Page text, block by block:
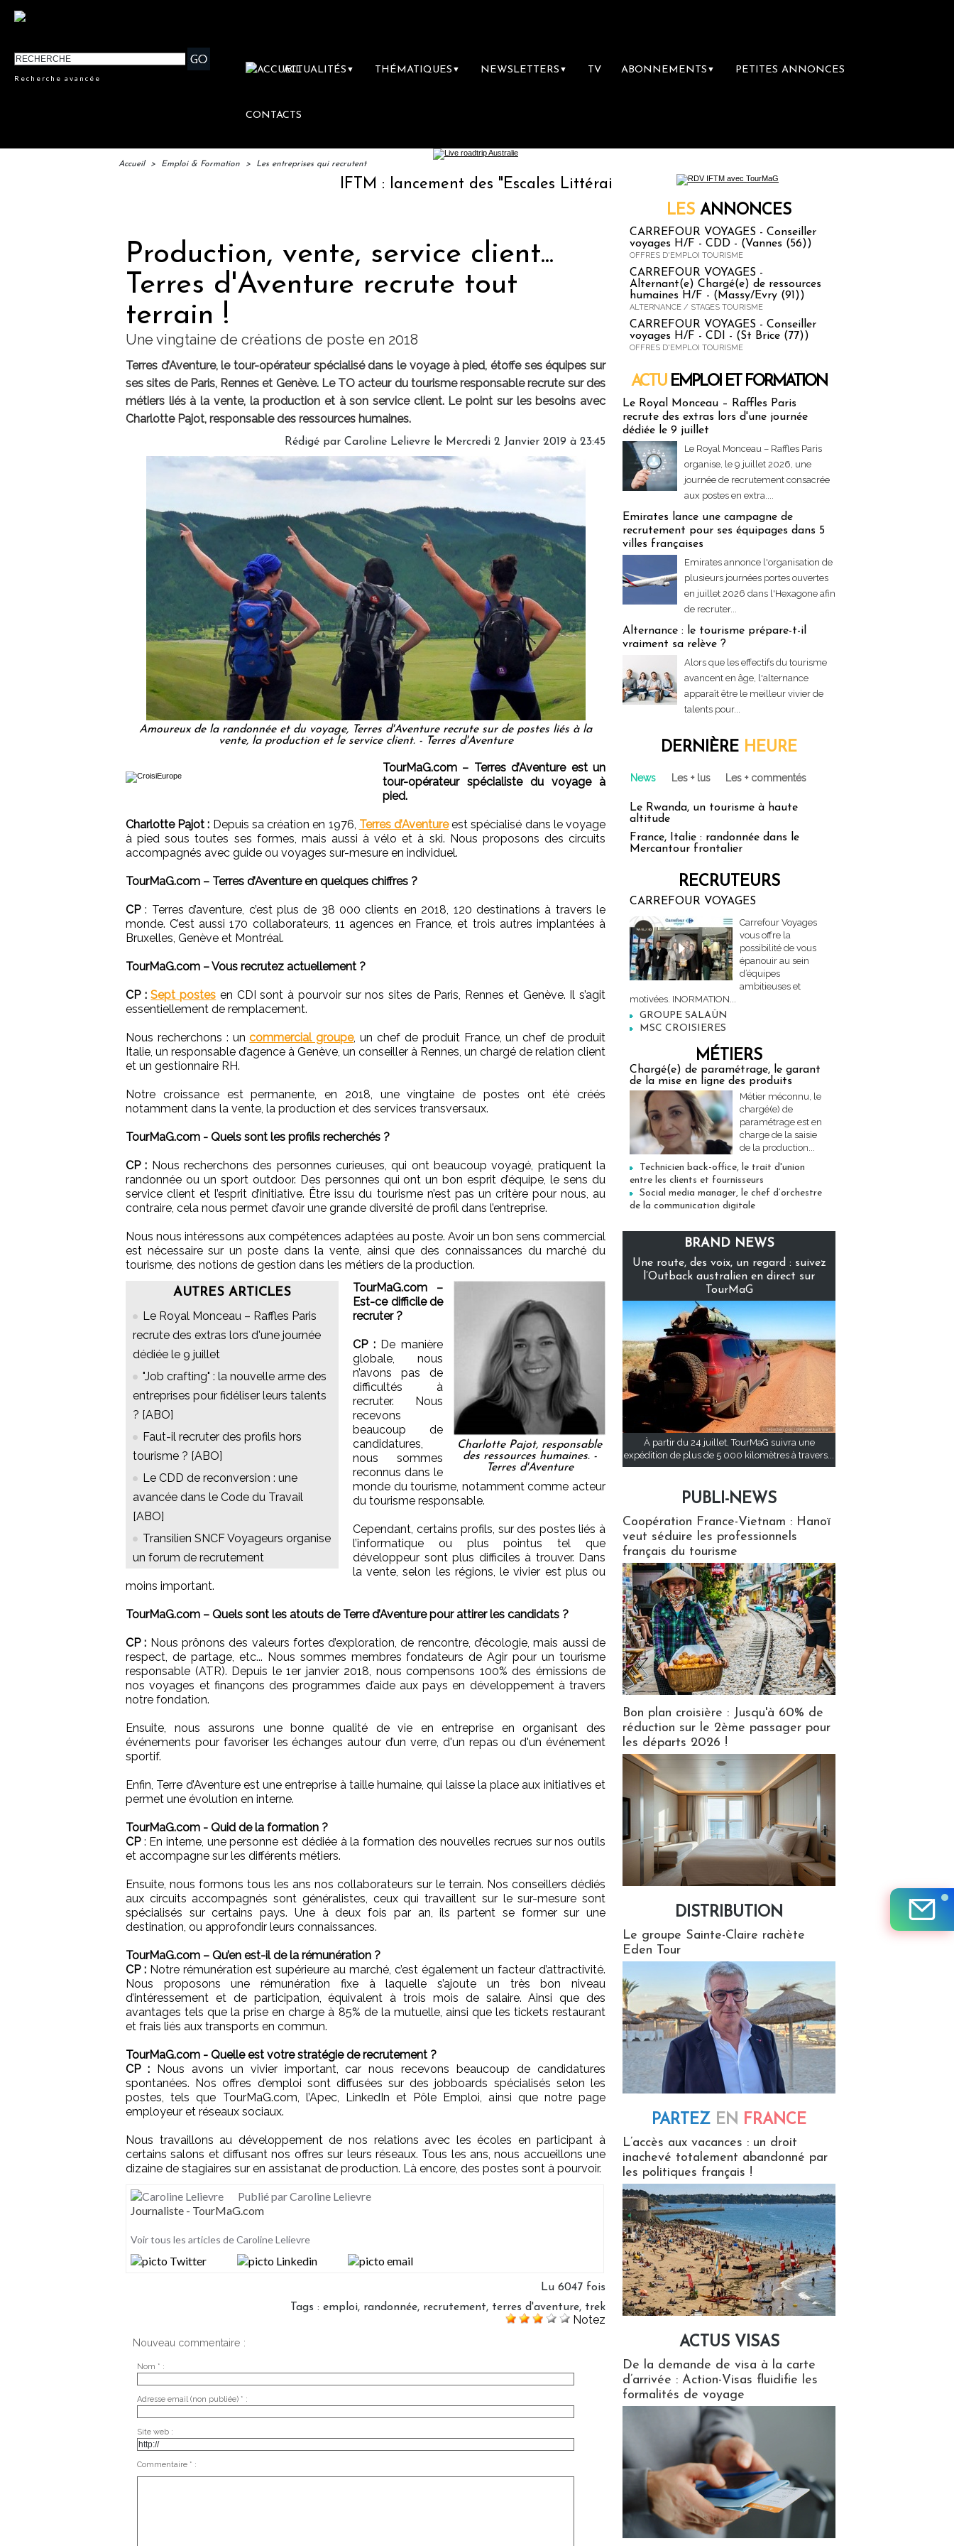
Recherche avancée
ACTUALITÉS ▼ THÉMATIQUES ▼ NEWSLETTERS ▼ TV ABONNEMENTS ▼ PETITES ANNONCES
CONTACTS
Accueil > Emploi & Formation > Les entreprises qui recrutent
IFTM : lancement des "Escales Littéraires", la première librairie du voyage
Production, vente, service client...
Terres d'Aventure recrute tout
terrain !
Une vingtaine de créations de poste en 2018
Terres d’Aventure, le tour-opérateur spécialisé dans le voyage à pied, étoffe ses équipes sur
ses sites de Paris, Rennes et Genève. Le TO acteur du tourisme responsable recrute sur des
métiers liés à la vente, la production et à son service client. Le point sur les besoins avec
Charlotte Pajot, responsable des ressources humaines.
Rédigé par Caroline Lelievre le Mercredi 2 Janvier 2019 à 23:45
Amoureux de la randonnée et du voyage, Terres d'Aventure recrute sur de postes liés à la
vente, la production et le service client. - Terres d'Aventure
TourMaG.com – Terres d’Aventure est un
tour-opérateur spécialiste du voyage à
pied.
Charlotte Pajot : Depuis sa création en 1976, Terres d’Aventureest spécialisé dans le voyage
à pied sous toutes ses formes, mais aussi à vélo et à ski. Nous proposons des circuits
accompagnés avec guide ou voyages sur-mesure en individuel.
TourMaG.com – Terres d’Aventure en quelques chiffres ?
CP: Terres d’aventure, c’est plus de 38 000 clients en 2018, 120 destinations à travers le
monde. C’est aussi 170 collaborateurs, 11 agences en France, et trois autres implantées à
Bruxelles, Genève et Montréal.
TourMaG.com – Vous recrutez actuellement ?
CP : Sept postes en CDI sont à pourvoir sur nos sites de Paris, Rennes et Genève. Il s’agit
essentiellement de remplacement.
Nous recherchons : uncommercial groupe, un chef de produit France, un chef de produit
Italie, un responsable d’agence à Genève, un conseiller à Rennes, un chargé de relation client
et un gestionnaire RH.
Notre croissance est permanente, en 2018, une vingtaine de postes ont été créés
notamment dans la vente, la production et des services transversaux.
TourMaG.com - Quels sont les profils recherchés ?
CP : Nous recherchons des personnes curieuses, qui ont beaucoup voyagé, pratiquent la
randonnée ou un sport outdoor. Des personnes qui ont un bon esprit d’équipe, le sens du
service client et l’esprit d’initiative. Être issu du tourisme n’est pas un critère pour nous, au
contraire, cela nous permet d’avoir une grande diversité de profil dans l’entreprise.
Nous nous intéressons aux compétences adaptées au poste. Avoir un bon sens commercial
est nécessaire sur un poste dans la vente, ainsi que des connaissances du marché du
tourisme, des notions de gestion dans les métiers de la production.
AUTRES ARTICLES
Le Royal Monceau – Raffles Paris
recrute des extras lors d'une journée
dédiée le 9 juillet
"Job crafting" : la nouvelle arme des
entreprises pour fidéliser leurs talents
? [ABO]
Faut-il recruter des profils hors
tourisme ? [ABO]
Le CDD de reconversion : une
avancée dans le Code du Travail
[ABO]
Transilien SNCF Voyageurs organise
un forum de recrutement
Charlotte Pajot, responsable
des ressources humaines. -
Terres d'Aventure
TourMaG.com –
Est-ce difficile de
recruter ?
CP :De manière
globale, nous
n’avons pas de
difficultés à
recruter. Nous
recevons
beaucoup de
candidatures,
nous sommes
reconnus dans le
monde du tourisme, notamment comme acteur
du tourisme responsable.
Cependant, certains profils, sur des postes liés à
l’informatique ou plus pointus tel que
développeur sont plus difficiles à trouver. Dans
la vente, selon les régions, le vivier est plus ou
moins important.
TourMaG.com – Quels sont les atouts de Terre d’Aventure pour attirer les candidats ?
CP : Nous prônons des valeurs fortes d’exploration, de rencontre, d’écologie, mais aussi de
respect, de partage, etc... Nous sommes membres fondateurs de Agir pour un tourisme
responsable (ATR). Depuis le 1er janvier 2018, nous compensons 100% des émissions de
nos voyages et finançons des programmes d’aide aux pays en développement à travers
notre fondation.
Ensuite, nous assurons une bonne qualité de vie en entreprise en organisant des
événements pour favoriser les échanges autour d’un verre, d'un repas ou d'un événement
sportif.
Enfin, Terre d’Aventure est une entreprise à taille humaine, qui laisse la place aux initiatives et
permet une évolution en interne.
TourMaG.com - Quid de la formation ?
CP : En interne, une personne est dédiée à la formation des nouvelles recrues sur nos outils
et accompagne sur les différents métiers.
Ensuite, nous formons tous les ans nos collaborateurs sur le terrain. Nos conseillers dédiés
aux circuits accompagnés sont généralistes, ceux qui travaillent sur le sur-mesure sont
spécialisés sur certains pays. Une à deux fois par an, ils partent se former sur une
destination, ou approfondir leurs connaissances.
TourMaG.com – Qu’en est-il de la rémunération ?
CP :Notre rémunération est supérieure au marché, c’est également un facteur d’attractivité.
Nous proposons une rémunération fixe à laquelle s’ajoute un très bon niveau
d’intéressement et de participation, équivalent à trois mois de salaire. Ainsi que des
avantages tels que la prise en charge à 85% de la mutuelle, ainsi que les tickets restaurant
et frais liés aux transports en commun.
TourMaG.com - Quelle est votre stratégie de recrutement ?
CP : Nous avons un vivier important, car nous recevons beaucoup de candidatures
spontanées. Nos offres d’emploi sont diffusées sur des jobboards spécialisés selon les
postes, tels que TourMaG.com, l’Apec, LinkedIn et Pôle Emploi, ainsi que notre page
employeur et réseaux sociaux.
Nous travaillons au développement de nos relations avec les écoles en participant à
certains salons et diffusant nos offres sur leurs réseaux. Tous les ans, nous accueillons une
dizaine de stagiaires sur en assistanat de production. Là encore, des postes sont à pourvoir.
Publié par Caroline Lelievre
Journaliste - TourMaG.com
Voir tous les articles de Caroline Lelievre
Lu 6047 fois
Tags : emploi, randonnée, recrutement, terres d'aventure, trek
Notez
Nouveau commentaire :
Nom * :
Adresse email (non publiée) * :
Site web :
Commentaire * :
LES ANNONCES
CARREFOUR VOYAGES - Conseiller
voyages H/F - CDD - (Vannes (56))
OFFRES D'EMPLOI TOURISME
CARREFOUR VOYAGES -
Alternant(e) Chargé(e) de ressources
humaines H/F - (Massy/Evry (91))
ALTERNANCE / STAGES TOURISME
CARREFOUR VOYAGES - Conseiller
voyages H/F - CDI - (St Brice (77))
OFFRES D'EMPLOI TOURISME
ACTU EMPLOI ET FORMATION
Le Royal Monceau – Raffles Paris
recrute des extras lors d'une journée
dédiée le 9 juillet
Le Royal Monceau – Raffles Paris
organise, le 9 juillet 2026, une
journée de recrutement consacrée
aux postes en extra....
Emirates lance une campagne de
recrutement pour ses équipages dans 5
villes françaises
Emirates annonce l'organisation de
plusieurs journées portes ouvertes
en juillet 2026 dans l'Hexagone afin
de recruter...
Alternance : le tourisme prépare-t-il
vraiment sa relève ?
Alors que les effectifs du tourisme
avancent en âge, l'alternance
apparaît être le meilleur vivier de
talents pour...
DERNIÈRE HEURE
News Les + lus Les + commentés
Le Rwanda, un tourisme à haute
altitude
France, Italie : randonnée dans le
Mercantour frontalier
RECRUTEURS
CARREFOUR VOYAGES
Carrefour Voyages
vous offre la
possibilité de vous
épanouir au sein
d’équipes
ambitieuses et
motivées. INORMATION...
GROUPE SALAÜN
MSC CROISIERES
MÉTIERS
Chargé(e) de paramétrage, le garant
de la mise en ligne des produits
Métier méconnu, le
chargé(e) de
paramétrage est en
charge de la saisie
de la production...
Technicien back-office, le trait d'union
entre les clients et fournisseurs
Social media manager, le chef d’orchestre
de la communication digitale
BRAND NEWS
Une route, des voix, un regard : suivez
l’Outback australien en direct sur
TourMaG
À partir du 24 juillet, TourMaG suivra une
expédition de plus de 5 000 kilomètres à travers...
PUBLI-NEWS
Coopération France-Vietnam : Hanoï
veut séduire les professionnels
français du tourisme
Bon plan croisière : Jusqu'à 60% de
réduction sur le 2ème passager pour
les départs 2026 !
DISTRIBUTION
Le groupe Sainte-Claire rachète
Eden Tour
PARTEZ EN FRANCE
L’accès aux vacances : un droit
inachevé totalement abandonné par
les politiques français !
ACTUS VISAS
De la demande de visa à la carte
d’arrivée : Action-Visas fluidifie les
formalités de voyage